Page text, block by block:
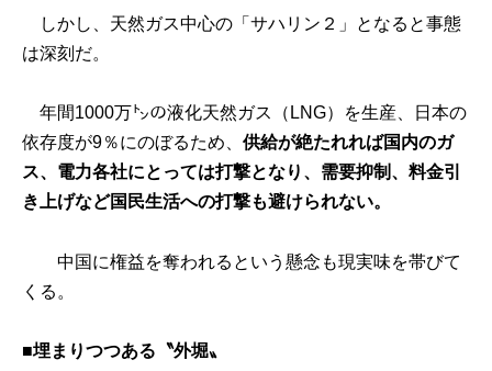
しかし、天然ガス中心の「サハリン２」となると事態
は深刻だ。
年間1000万㌧の液化天然ガス（LNG）を生産、日本の
依存度が9％にのぼるため、供給が絶たれれば国内のガ
ス、電力各社にとっては打撃となり、需要抑制、料金引
き上げなど国民生活への打撃も避けられない。
中国に権益を奪われるという懸念も現実味を帯びて
くる。
■埋まりつつある〝外堀〟